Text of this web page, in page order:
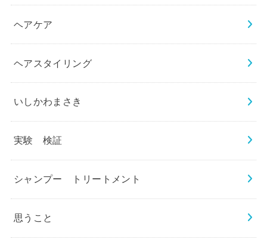
ヘアケア
ヘアスタイリング
いしかわまさき
実験 検証
シャンプー トリートメント
思うこと